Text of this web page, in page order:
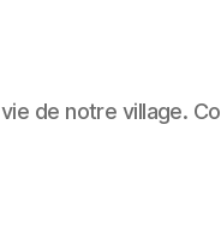
de notre village.